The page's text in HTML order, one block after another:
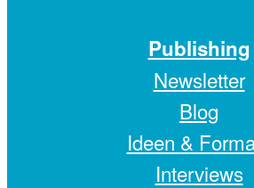
Publishing
Newsletter
Blog
Ideen &
Interviews